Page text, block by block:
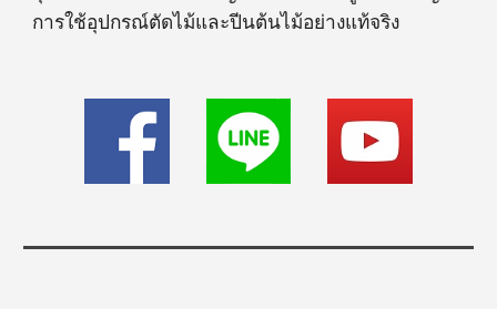
การใช้อุปกรณ์ตัดไม้และปีนต้นไม้อย่างแท้จริง